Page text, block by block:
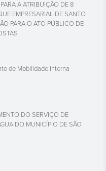
A ATRIBUIÇÃO DE 8
EMPRESARIAL DE SANTO
PARA O ATO PÚBLICO DE
de Mobilidade Interna
DO SERVIÇO DE
DO MUNICÍPIO DE SÃO